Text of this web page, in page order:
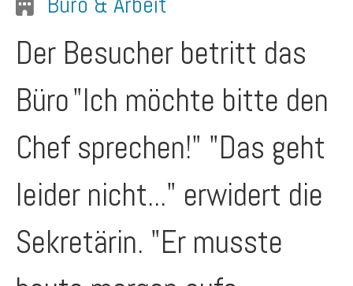
Der Besucher betritt das
Büro"Ich möchte bitte den
Chef sprechen!" "Das geht
leider nicht..." erwidert die
Sekretärin. "Er musste